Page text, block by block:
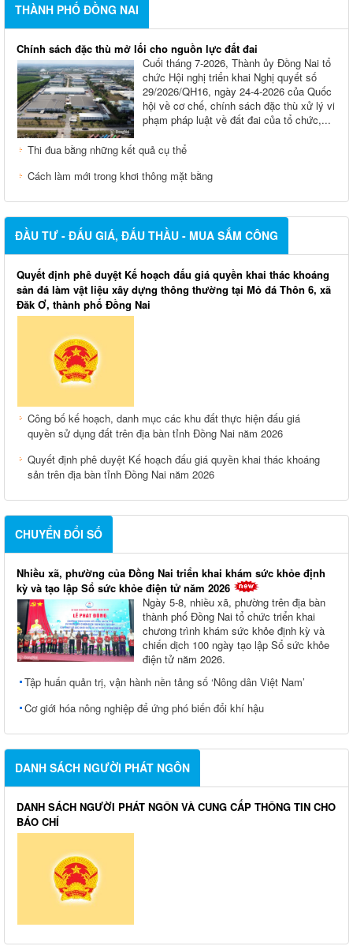
THÀNH PHỐ ĐỒNG NAI
Chính sách đặc thù mở lối cho nguồn lực đất đai
Cuối tháng 7-2026, Thành ủy Ðồng Nai tổ
chức Hội nghị triển khai Nghị quyết số
29/2026/QH16, ngày 24-4-2026 của Quốc
hội về cơ chế, chính sách đặc thù xử lý vi
phạm pháp luật về đất đai của tổ chức,...
Thi đua bằng những kết quả cụ thể
Cách làm mới trong khơi thông mặt bằng
ĐẦU TƯ - ĐẤU GIÁ, ĐẤU THẦU - MUA SẮM CÔNG
Quyết định phê duyệt Kế hoạch đấu giá quyền khai thác khoáng
sản đá làm vật liệu xây dựng thông thường tại Mỏ đá Thôn 6, xã
Đăk Ơ, thành phố Đồng Nai
Công bố kế hoạch, danh mục các khu đất thực hiện đấu giá
quyền sử dụng đất trên địa bàn tỉnh Đồng Nai năm 2026
Quyết định phê duyệt Kế hoạch đấu giá quyền khai thác khoáng
sản trên địa bàn tỉnh Đồng Nai năm 2026
CHUYỂN ĐỔI SỐ
Nhiều xã, phường của Đồng Nai triển khai khám sức khỏe định
kỳ và tạo lập Sổ sức khỏe điện tử năm 2026
Ngày 5-8, nhiều xã, phường trên địa bàn
thành phố Đồng Nai tổ chức triển khai
chương trình khám sức khỏe định kỳ và
chiến dịch 100 ngày tạo lập Sổ sức khỏe
điện tử năm 2026.
Tập huấn quản trị, vận hành nền tảng số ‘Nông dân Việt Nam’
Cơ giới hóa nông nghiệp để ứng phó biến đổi khí hậu
DANH SÁCH NGƯỜI PHÁT NGÔN
DANH SÁCH NGƯỜI PHÁT NGÔN VÀ CUNG CẤP THÔNG TIN CHO
BÁO CHÍ